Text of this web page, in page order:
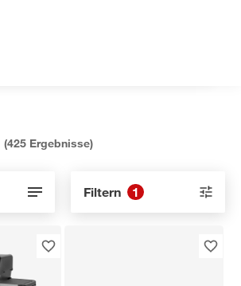
(425 Ergebnisse)
Filtern 1